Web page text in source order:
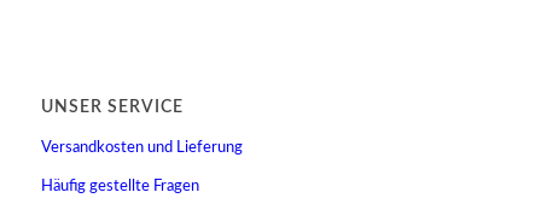
UNSER SERVICE
Versandkosten und Lieferung
Häufig gestellte Fragen